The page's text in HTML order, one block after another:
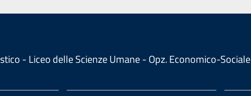
- Liceo delle Scienze Umane - Opz. Economico-Sociale